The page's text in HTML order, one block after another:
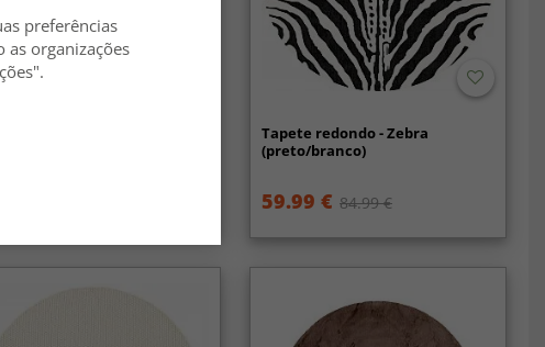
bege)
€
Tapete redondo - Zebra
(preto/branco)
59.99 € 84.99 €
preferências
as organizações